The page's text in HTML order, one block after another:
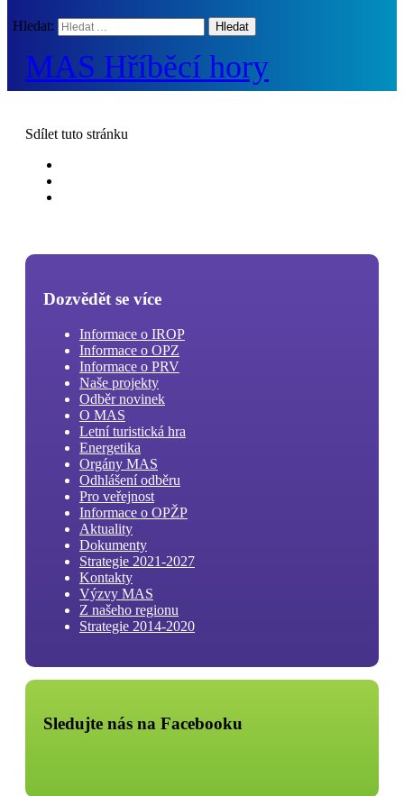
Hledat:
MAS Hříběcí hory
Sdílet tuto stránku
Dozvědět se více
Informace o IROP
Informace o OPZ
Informace o PRV
Naše projekty
Odběr novinek
O MAS
Letní turistická hra
Energetika
Orgány MAS
Odhlášení odběru
Pro veřejnost
Informace o OPŽP
Aktuality
Dokumenty
Strategie 2021-2027
Kontakty
Výzvy MAS
Z našeho regionu
Strategie 2014-2020
Sledujte nás na Facebooku